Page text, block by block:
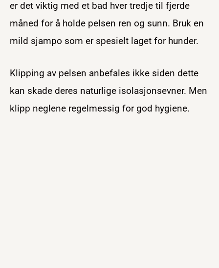
er det viktig med et bad hver tredje til fjerde
måned for å holde pelsen ren og sunn. Bruk en
mild sjampo som er spesielt laget for hunder.
Klipping av pelsen anbefales ikke siden dette
kan skade deres naturlige isolasjonsevner. Men
klipp neglene regelmessig for god hygiene.